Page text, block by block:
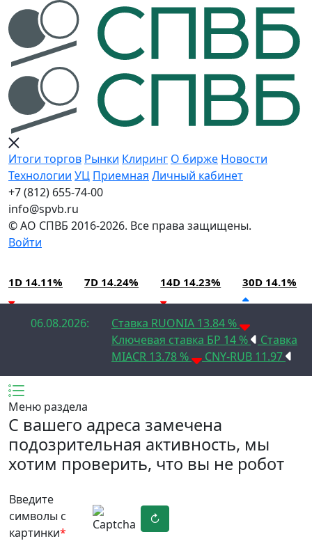
Итоги торгов Рынки Клиринг О бирже Новости
Технологии УЦ Приемная Личный кабинет
+7 (812) 655-74-00
info@spvb.ru
© АО СПВБ 2016-2026. Все права защищены.
Войти
1D 14.11%
7D 14.24% 14D 14.23% 30D 14.1%
06.08.2026:
Ставка RUONIA 13.84 %
Ключевая ставка БР 14 %
Ставка
MIACR 13.78 %
CNY-RUB 11.97
Меню раздела
C вашего адреса замечена
подозрительная активность, мы
хотим проверить, что вы не робот
Введите
символы с
картинки*
↻